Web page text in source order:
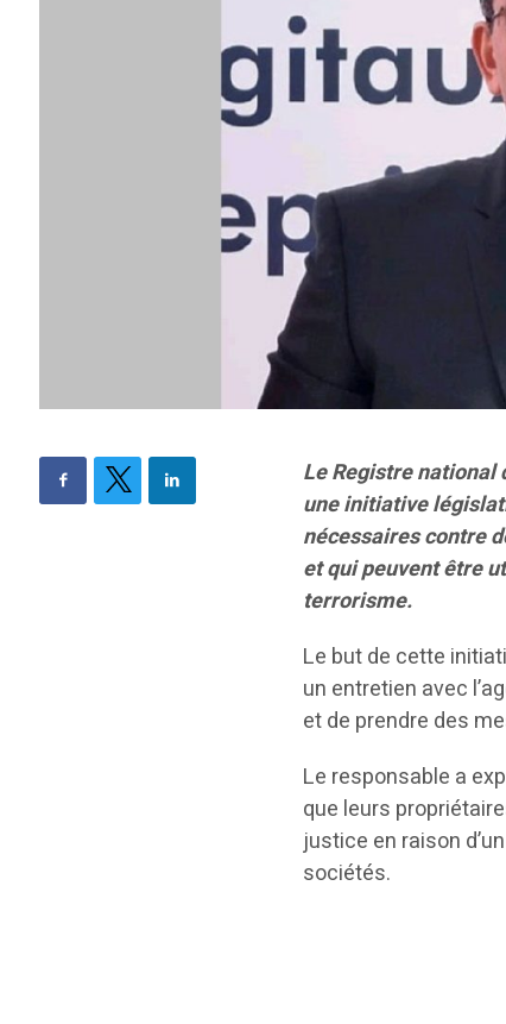
Le Registre national
une initiative
nécessaires contre
et qui peuvent être
terrorisme.
Le but de cette
un entretien avec
et de prendre des
Le responsable a
que leurs
justice en raison
sociétés.